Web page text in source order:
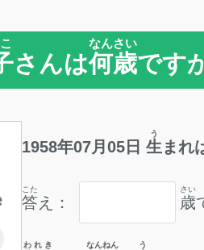
さんは何歳
なんさい
です
1958年07月 05 日 生
う
まれ
答
こた
え： 歳
さい
われき なんねん う